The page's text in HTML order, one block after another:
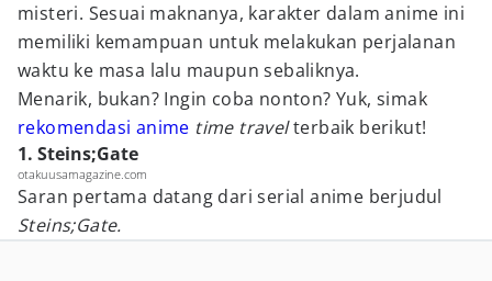
misteri. Sesuai maknanya, karakter dalam anime ini
memiliki kemampuan untuk melakukan perjalanan
waktu ke masa lalu maupun sebaliknya.
Menarik, bukan? Ingin coba nonton? Yuk, simak
rekomendasi anime time travelterbaik berikut!
1. Steins;Gate
otakuusamagazine.com
Saran pertama datang dari serial anime berjudul
Steins;Gate.